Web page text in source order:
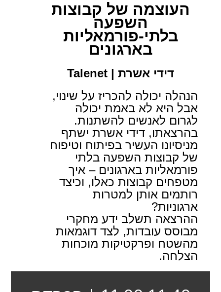
העוצמה של קבוצות
השפעה
בלתי-פורמאליות
בארגונים
דידי אשרת | Talenet
הנהלה יכולה להכריז על שינוי,
אבל היא לא באמת יכולה
לגרום לאנשים להשתנות.
בהרצאתו, דידי אשרת ישתף
מניסיונו העשיר בפיתוח וטיפוח
של קבוצות השפעה בלתי
פורמאליות בארגונים – איך
מטפחים קבוצות כאלו, וכיצד
רותמים אותן למטרות
ארגוניות?
ההרצאה תשלב ידע מחקרי
מבוסס עובדות, לצד דוגמאות
מהשטח ופרקטיקות מוכחות
הצלחה.